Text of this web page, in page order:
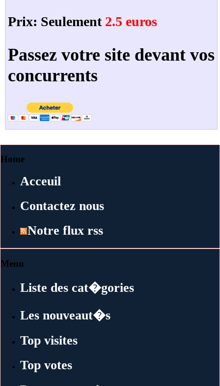
Prix: Seulement 2.5 euros
Passez votre site devant vos
concurrents
Home
Acceuil
Contactez nous
Notre flux rss
Menu
Liste des cat�gories
Les nouveaut�s
Top visites
Top votes